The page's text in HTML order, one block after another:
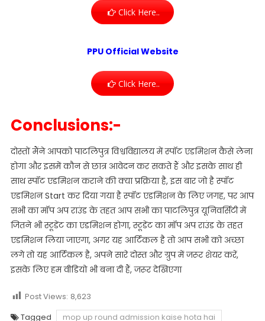
Click Here..
PPU Official Website
Click Here..
Conclusions:-
दोस्तों मैंने आपको पाटलिपुत्र विश्वविद्यालय में स्पॉट एडमिशन कैसे लेना
होगा और इसमें कौन से छात्र आवेदन कर सकते हैं और इसके साथ ही
साथ स्पॉट एडमिशन कराने की क्या प्रक्रिया है, इस बार जो है स्पॉट
एडमिशन Start कर दिया गया है स्पॉट एडमिशन के लिए जगह, पर आप
सभी का मॉप अप राउंड के तहत आप सभी का पाटलिपुत्र यूनिवर्सिटी में
जितने भी स्टूडेंट का एडमिशन होगा, स्टूडेंट का मॉप अप राउंड के तहत
एडमिशन लिया जाएगा, अगर यह आर्टिकल है तो आप सभी को अच्छा
लगे तो यह आर्टिकल है, अपने सारे दोस्त और ग्रुप में जरूर शेयर करें,
इसके लिए हम वीडियो भी बना दी हैं, जरूर देखिएगा
Post Views: 8,623
Tagged
mop up round admission kaise hota hai